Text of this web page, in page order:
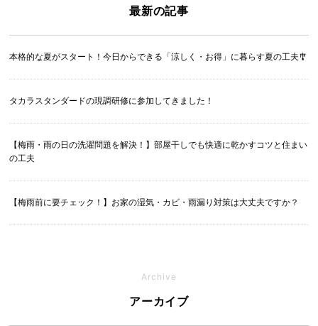
最新の記事
本格的な夏がスタート！今日からできる「涼しく・お得」に暮らす夏の工夫🎐
タカラスタンダードの現調研修に参加してきました！
【梅雨・雨の日の洗濯問題を解決！】部屋干しでも快適に乾かすコツと住まい
の工夫
【梅雨前に要チェック！】お家の湿気・カビ・雨漏り対策は大丈夫ですか？
Archive
アーカイブ